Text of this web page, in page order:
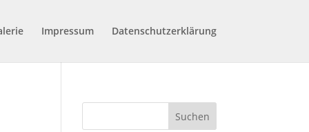
Impressum Datenschutzerklärung